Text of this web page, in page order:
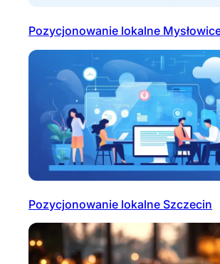
Pozycjonowanie lokalne
Pozycjonowanie lokalne Szczecin